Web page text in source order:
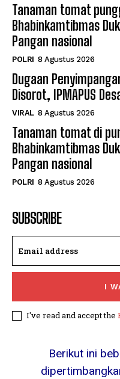
Tanaman tomat
Bhabinkamtibmas
Pangan nasional
POLRI 8 Agustus 2026
Dugaan
Disorot, IPMAPUS
VIRAL 8 Agustus 2026
Tanaman tomat di
Bhabinkamtibmas
Pangan nasional
POLRI 8 Agustus 2026
SUBSCRIBE
I
I've read and accept the
Berikut ini